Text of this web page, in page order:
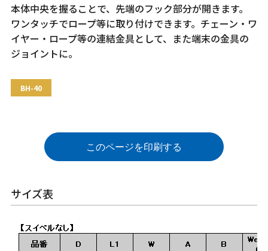
本体中央を握ることで、先端のフック部分が開きます。
ワンタッチでロープ等に取り付けできます。チェーン・ワ
イヤー・ロープ等の連結金具として、また端末の金具の
ジョイントに。
BH-40
このページを印刷する
サイズ表